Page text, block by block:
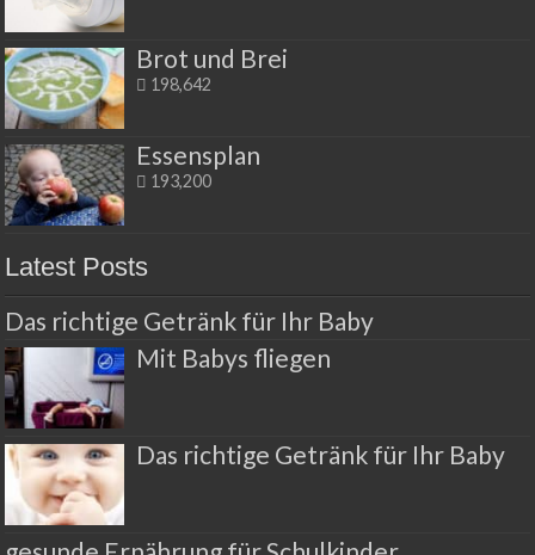
Brot und Brei
198,642
Essensplan
193,200
Latest Posts
Das richtige Getränk für Ihr Baby
Mit Babys fliegen
Das richtige Getränk für Ihr Baby